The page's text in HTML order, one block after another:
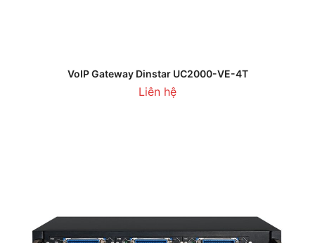
VoIP Gateway Dinstar UC2000-VE-4T
Liên hệ